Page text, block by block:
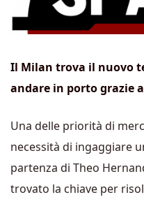
Il Milan trova il nuovo
andare in porto grazie
Una delle priorità di
necessità di ingaggiare
partenza di Theo
trovato la chiave per